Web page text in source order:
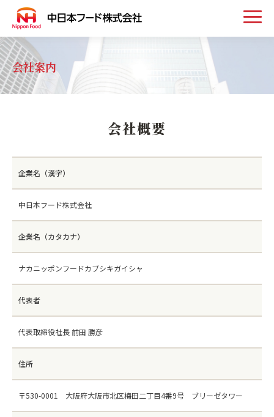
トップ
取扱い商品
会社案内
会社案内
会社概要
企業名（漢字）
中日本フード株式会社
企業名（カタカナ）
ナカニッポンフードカブシキガイシャ
代表者
代表取締役社長 前田 勝彦
住所
〒530-0001 大阪府大阪市北区梅田二丁目4番9号 ブリーゼタワー